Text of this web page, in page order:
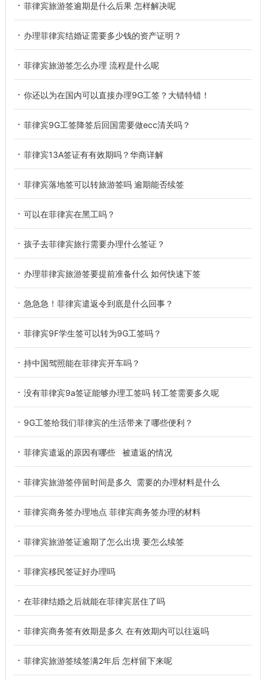
菲律宾旅游签逾期是什么后果 怎样解决呢
办理菲律宾结婚证需要多少钱的资产证明？
菲律宾旅游签怎么办理 流程是什么呢
你还以为在国内可以直接办理9G工签？大错特错！
菲律宾9G工签降签后回国需要做ecc清关吗？
菲律宾13A签证有有效期吗？华商详解
菲律宾落地签可以转旅游签吗 逾期能否续签
可以在菲律宾在黑工吗？
孩子去菲律宾旅行需要办理什么签证？
办理菲律宾旅游签要提前准备什么 如何快速下签
急急急！菲律宾遣返令到底是什么回事？
菲律宾9F学生签可以转为9G工签吗？
持中国驾照能在菲律宾开车吗？
没有菲律宾9a签证能够办理工签吗 转工签需要多久呢
9G工签给我们菲律宾的生活带来了哪些便利？
菲律宾遣返的原因有哪些 被遣返的情况
菲律宾旅游签停留时间是多久 需要的办理材料是什么
菲律宾商务签办理地点 菲律宾商务签办理的材料
菲律宾旅游签证逾期了怎么出境 要怎么续签
菲律宾移民签证好办理吗
在菲律结婚之后就能在菲律宾居住了吗
菲律宾商务签有效期是多久 在有效期内可以往返吗
菲律宾旅游签续签满2年后 怎样留下来呢